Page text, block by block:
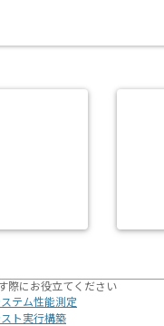
際にお役立てください
テム性能測定
ト実行構築